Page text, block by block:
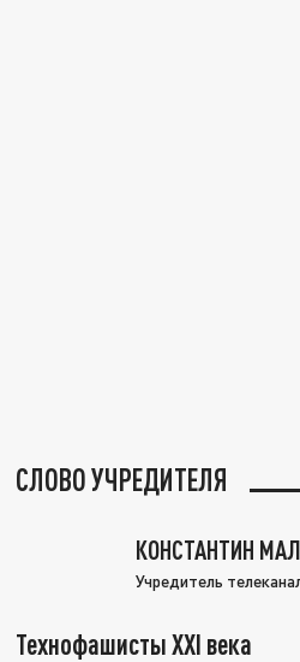
СЛОВО УЧРЕДИТЕЛЯ
КОНСТАНТИН
Учредитель
Технофашисты XXI века